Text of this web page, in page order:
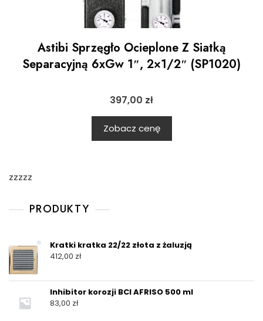
Astibi Sprzęgło Ocieplone Z Siatką
Separacyjną 6xGw 1″, 2×1/2″ (SP1020)
397,00 zł
Zobacz cenę
zzzzz
PRODUKTY
Kratki kratka 22/22 złota z żaluzją
412,00 zł
Inhibitor korozji BCI AFRISO 500 ml
83,00 zł